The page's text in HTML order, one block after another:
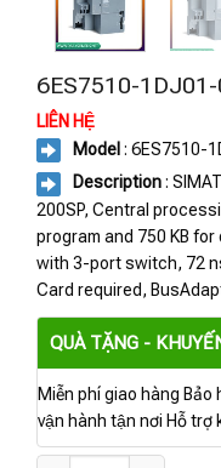
6ES7510-
LIÊN HỆ
Model : 6ES7510-
Description:
200SP, Central
program and 750 KB for
with 3-port switch, 72
Card required,
QUÀ TẶNG -
Miễn phí giao hàng
vận hành tận nơi Hỗ trợ